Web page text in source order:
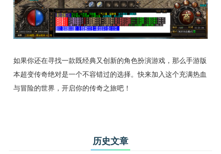
如果你还在寻找一款既经典又创新的角色扮演游戏，那么手游版
本超变传奇绝对是一个不容错过的选择。快来加入这个充满热血
与冒险的世界，开启你的传奇之旅吧！
历史文章